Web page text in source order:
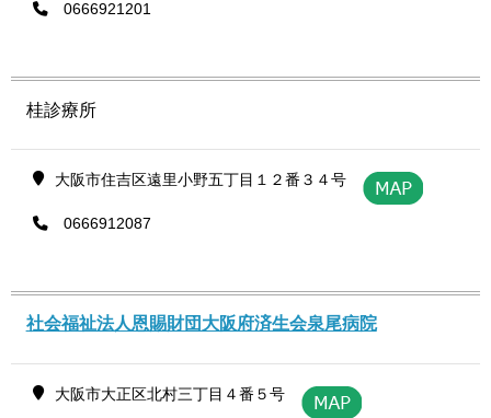
0666921201
桂診療所
大阪市住吉区遠里小野五丁目１２番３４号
0666912087
社会福祉法人恩賜財団大阪府済生会泉尾病院
大阪市大正区北村三丁目４番５号